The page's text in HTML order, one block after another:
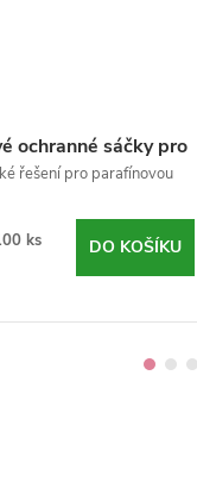
ochranné sáčky pro
rukou a
- Depilève-
řešení pro parafínovou
ks
DO KOŠÍKU